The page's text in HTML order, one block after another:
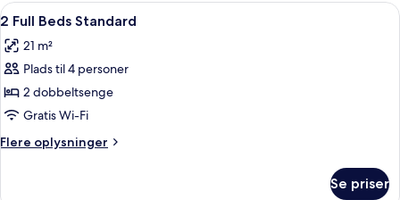
Indlæs
alle
billeder
af
2
Full
Beds
Standard
Allergivenligt sengetøj, dundyner,
4
2 Full Beds Standard
21 m²
Plads til 4 personer
2 dobbeltsenge
Gratis Wi-Fi
Flere oplysninger
Flere
Se priser